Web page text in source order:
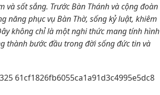
sốt sắng. Trước Bàn Thánh và cộng đoàn
năng phục vụ Bàn Thờ, sống kỷ luật, khiêm
không chỉ là một nghi thức mang tính hình
thành bước đầu trong đời sống đức tin và